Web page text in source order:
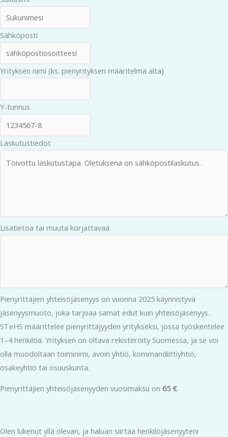
Sähköposti
Yrityksen nimi (ks. pienyrityksen määritelmä alta)
Y-tunnus
Laskutustiedot
Lisätietoa tai muuta korjattavaa
Pienyrittäjien yhteisöjäsenyys on vuonna 2025 käynnistyvä
jäsenyysmuoto, joka tarjoaa samat edut kuin yhteisöjäsenyys.
STeHS määrittelee pienyrittäjyyden yritykseksi, jossa työskentelee
1–4 henkilöä. Yrityksen on oltava rekisteröity Suomessa, ja se voi
olla muodoltaan toiminimi, avoin yhtiö, kommandiittiyhtiö,
osakeyhtiö tai osuuskunta.
Pienyrittäjien yhteisöjäsenyyden vuosimaksu on 65 €
Olen lukenut yllä olevan, ja haluan siirtää henkilöjäsenyyteni